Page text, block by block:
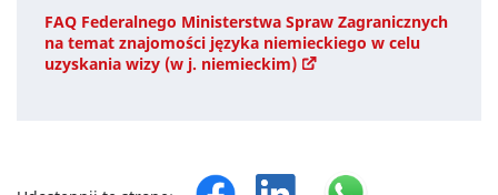
FAQ Federalnego Ministerstwa Spraw Zagranicznych
na temat znajomości języka niemieckiego w celu
uzyskania wizy (w j. niemieckim)